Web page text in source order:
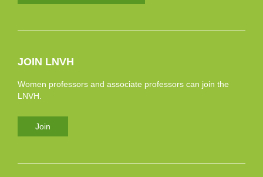
JOIN LNVH
Women professors and associate professors can join the
LNVH.
Join